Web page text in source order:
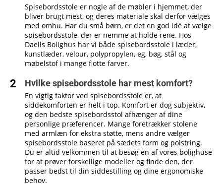
Spisebordsstole er nogle af de møbler i hjemmet, der
bliver brugt mest, og deres materiale skal derfor vælges
med omhu. Har du små børn, er det en god idé at vælge
spisebordsstole, der er nemme at holde rene. Hos
Daells Bolighus har vi både spisebordsstole i læder,
kunstlæder, velour, polypropylen, eg, bøg, stål og
møbelstof i mange flotte farver.
Hvilke spisebordsstole har mest komfort?
En vigtig faktor ved spisebordsstole er, at
siddekomforten er helt i top. Komfort er dog subjektiv,
og den bedste spisebordsstol afhænger af dine
personlige præferencer. Mange foretrækker stolene
med armlæn for ekstra støtte, mens andre vælger
spisebordsstole baseret på sædets form og polstring.
Du er altid velkommen til at besøg en af vores bolighuse
for at prøver forskellige modeller og finde den, der
passer bedst til din siddestilling og dine ergonomiske
behov.